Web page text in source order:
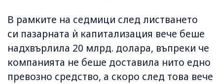
В рамките на седмици след листването
си пазарната ѝ капитализация вече беше
надхвърлила 20 млрд. долара, въпреки че
компанията не беше доставила нито едно
превозно средство, а скоро след това вече